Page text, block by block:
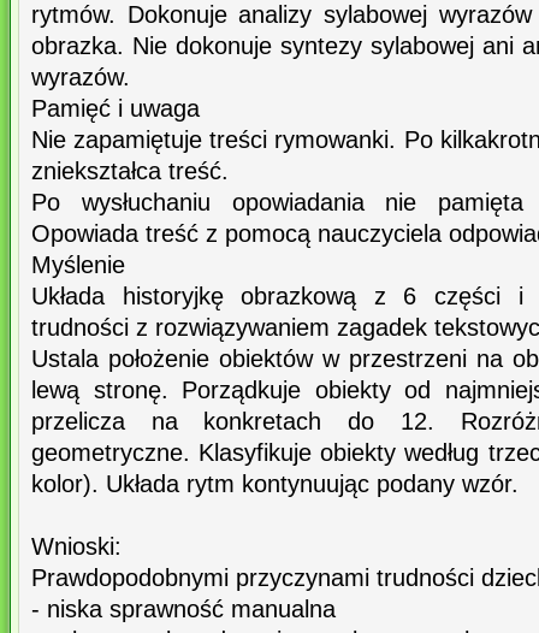
rytmów. Dokonuje analizy sylabowej
obrazka. Nie dokonuje syntezy sylabowej ani
wyrazów.
Pamięć i uwaga
Nie zapamiętuje treści rymowanki. Po
zniekształca treść.
Po wysłuchaniu opowiadania nie
Opowiada treść z pomocą nauczyciela
Myślenie
Układa historyjkę obrazkową z 6 części
trudności z rozwiązywaniem zagadek
Ustala położenie obiektów w przestrzeni na
lewą stronę. Porządkuje obiekty od
przelicza na konkretach do 12.
geometryczne. Klasyfikuje obiekty według
kolor). Układa rytm kontynuując podany wzór.
Wnioski:
Prawdopodobnymi przyczynami trudności
- niska sprawność manualna